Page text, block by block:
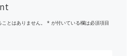
とはありません。 * が付いている欄は必須項目